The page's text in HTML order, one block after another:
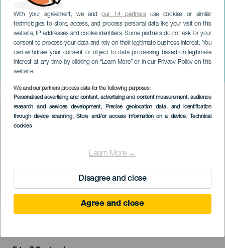
With your agreement, we andour 14 partnersuse cookies or similar
technologies to store, access, and process personal data like your visit on this
website, IP addresses and cookie identifiers. Some partners do not ask for your
consent to process your data and rely on their legitimate business interest. You
can withdraw your consent or object to data processing based on legitimate
interest at any time by clicking on “Learn More” or in our Privacy Policy on this
website.
We and our partners process data for the following purposes:
Personalised advertising and content, advertising and content measurement, audience
research and services development, Precise geolocation data, and identification
through device scanning, Store and/or access information on a device, Technical
cookies
Learn More →
Disagree and close
Agree and close
Orquídea Sunset Party
GRÃ-CANÁRIA
Imagen
Listado